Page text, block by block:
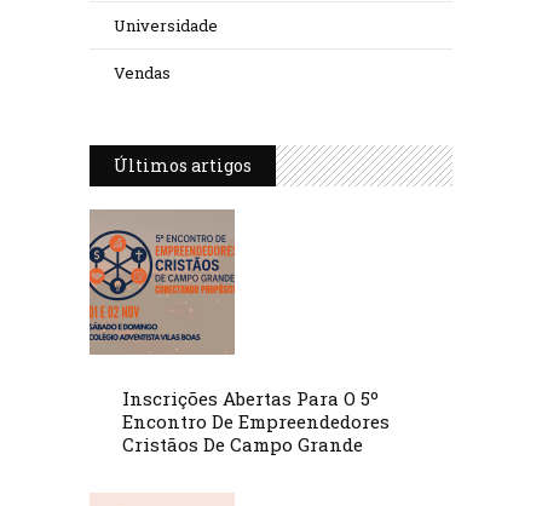
Universidade
Vendas
Últimos artigos
Inscrições Abertas Para O 5º
Encontro De Empreendedores
Cristãos De Campo Grande